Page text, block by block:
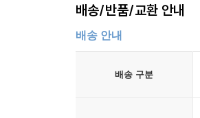
배송/반품/교환 안내
배송 안내
배송 구분